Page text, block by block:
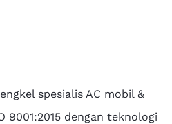
spesialis AC mobil &
9001:2015 dengan teknologi